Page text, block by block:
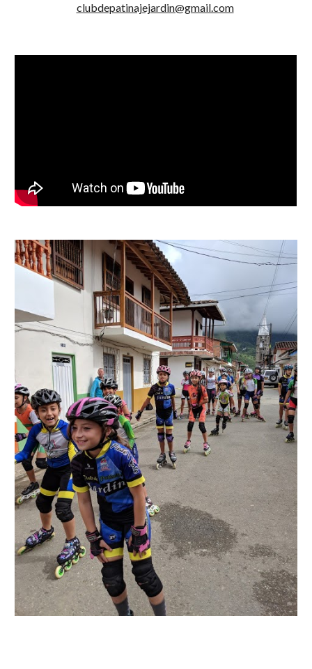
clubdepatinajejardin@gmail.com